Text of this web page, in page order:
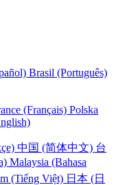
Brasil (Português)
(Français) Polska
中国 (简体中文) 台
Malaysia (Bahasa
(Tiếng Việt) 日本 (日